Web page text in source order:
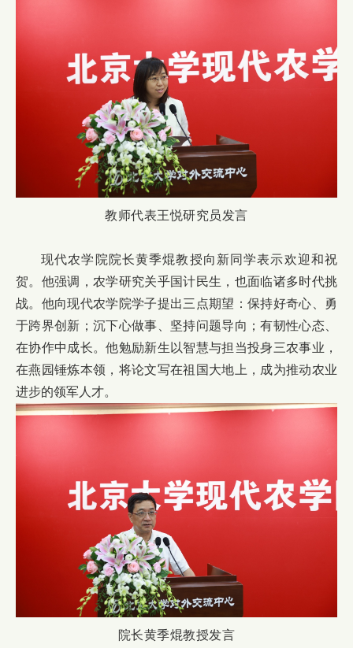
教师代表王悦研究员发言
现代农学院院长黄季焜教授向新同学表示欢迎和祝
贺。他强调，农学研究关乎国计民生，也面临诸多时代挑
战。他向现代农学院学子提出三点期望：保持好奇心、勇
于跨界创新；沉下心做事、坚持问题导向；有韧性心态、
在协作中成长。他勉励新生以智慧与担当投身三农事业，
在燕园锤炼本领，将论文写在祖国大地上，成为推动农业
进步的领军人才。
院长黄季焜教授发言